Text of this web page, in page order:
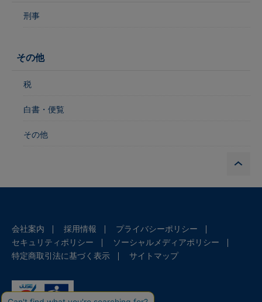
刑事
その他
税
白書・便覧
その他
会社案内 採用情報
プライバシーポリシー
セキュリティポリシー
ソーシャルメディアポリシー
特定商取引法に基づく表示
サイトマップ